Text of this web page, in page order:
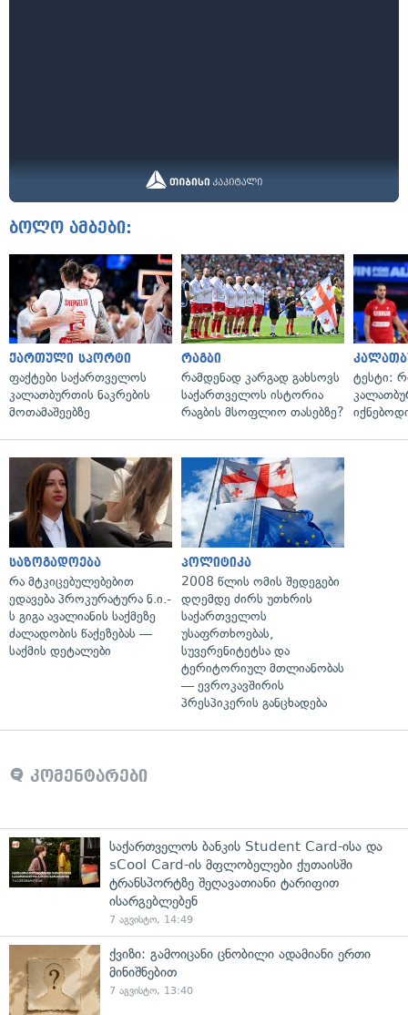
ბოლო ამბები:
ქართული სპორტი
ფაქტები საქართველოს
კალათბურთის ნაკრების
მოთამაშეებზე
რაგბი
რამდენად კარგად გახსოვს
საქართველოს ისტორია
რაგბის მსოფლიო თასებზე?
ტესტი:
საზოგადოება
რა მტკიცებულებებით
ედავება პროკურატურა ნ.ი.-
ს გიგა ავალიანის საქმეზე
ძალადობის წაქეზებას —
საქმის დეტალები
პოლიტიკა
2008 წლის ომის შედეგები
დღემდე ძირს უთხრის
საქართველოს
უსაფრთხოებას,
სუვერენიტეტსა და
ტერიტორიულ მთლიანობას
— ევროკავშირის
პრესპიკერის განცხადება
კომენტარები
საქართველოს ბანკის Student Card-ისა და
sCool Card-ის მფლობელები ქუთაისში
ტრანსპორტზე შეღავათიანი ტარიფით
ისარგებლებენ
7 აგვისტო, 14:49
ქვიზი: გამოიცანი ცნობილი ადამიანი ერთი
მინიშნებით
7 აგვისტო, 13:40